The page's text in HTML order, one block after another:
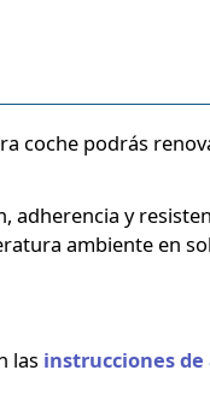
coche podrás
adherencia y
ambiente en
las instrucciones de